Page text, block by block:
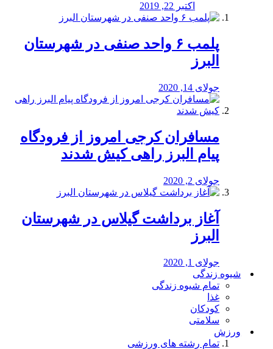
اکتبر 22, 2019
پلمب ۶ واحد صنفی در شهرستان
البرز
جولای 14, 2020
مسافران کرجی امروز از فرودگاه
پیام البرز راهی کیش شدند
جولای 2, 2020
آغاز برداشت گیلاس در شهرستان
البرز
جولای 1, 2020
شیوه زندگی
تمام شیوه زندگی
غذا
کودکان
سلامتی
ورزش
تمام رشته های ورزشی